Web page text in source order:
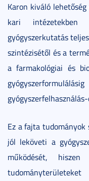
Karon kiváló
kari
gyógyszerkutatás
szintézisétől és a
a farmakológiai és
Ez a fajta tudományok
jól leköveti a
működését,